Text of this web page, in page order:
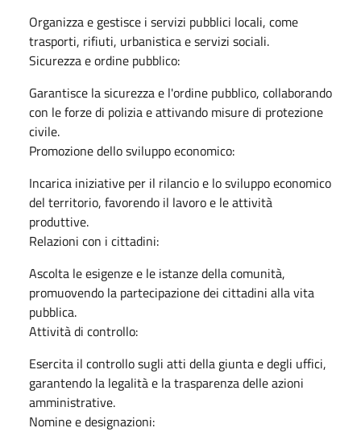
Organizza e gestisce i servizi pubblici locali, come
trasporti, rifiuti, urbanistica e servizi sociali.
Sicurezza e ordine pubblico:
Garantisce la sicurezza e l'ordine pubblico, collaborando
con le forze di polizia e attivando misure di protezione
civile.
Promozione dello sviluppo economico:
Incarica iniziative per il rilancio e lo sviluppo economico
del territorio, favorendo il lavoro e le attività
produttive.
Relazioni con i cittadini:
Ascolta le esigenze e le istanze della comunità,
promuovendo la partecipazione dei cittadini alla vita
pubblica.
Attività di controllo:
Esercita il controllo sugli atti della giunta e degli uffici,
garantendo la legalità e la trasparenza delle azioni
amministrative.
Nomine e designazioni: